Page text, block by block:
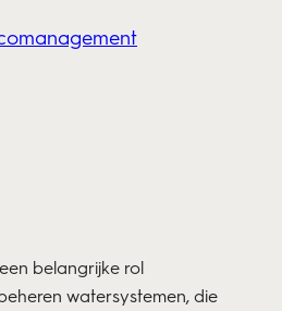
belangrijke rol
watersystemen, die